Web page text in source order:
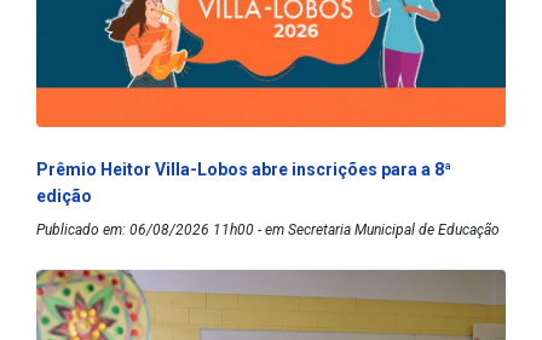
Prêmio Heitor Villa-Lobos abre inscrições para a 8ª
edição
Publicado em: 06/08/2026 11h00 - em Secretaria Municipal de Educação